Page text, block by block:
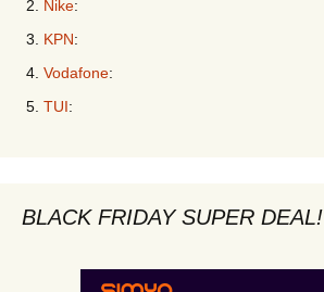
Nike:
KPN:
Vodafone:
TUI:
BLACK FRIDAY SUPER DEAL!